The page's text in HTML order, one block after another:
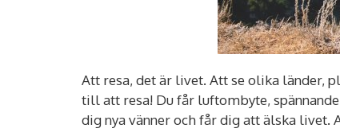
Att resa, det är livet. Att se olika länder,
till att resa! Du får luftombyte,
dig nya vänner och får dig att älska livet.